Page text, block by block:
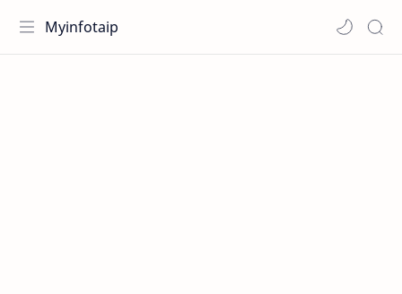
Myinfotaip